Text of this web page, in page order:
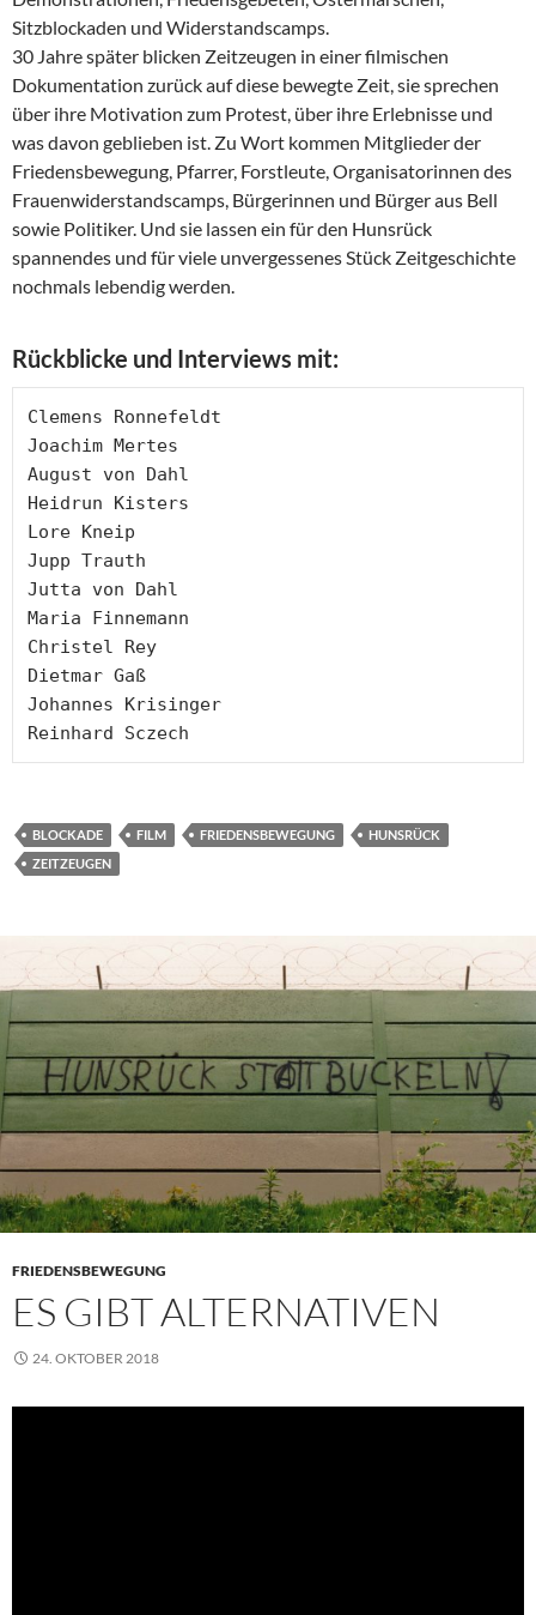
Sitzblockaden und Widerstandscamps.
30 Jahre später blicken Zeitzeugen in einer filmischen
Dokumentation zurück auf diese bewegte Zeit, sie sprechen
über ihre Motivation zum Protest, über ihre Erlebnisse und
was davon geblieben ist. Zu Wort kommen Mitglieder der
Friedensbewegung, Pfarrer, Forstleute, Organisatorinnen des
Frauenwiderstandscamps, Bürgerinnen und Bürger aus Bell
sowie Politiker. Und sie lassen ein für den Hunsrück
spannendes und für viele unvergessenes Stück Zeitgeschichte
nochmals lebendig werden.
Rückblicke und Interviews mit:
Clemens Ronnefeldt
Joachim Mertes
August von Dahl
Heidrun Kisters
Lore Kneip
Jupp Trauth
Jutta von Dahl
Maria Finnemann
Christel Rey
Dietmar Gaß
Johannes Krisinger
Reinhard Sczech
BLOCKADE FILM FRIEDENSBEWEGUNG
HUNSRÜCK
ZEITZEUGEN
FRIEDENSBEWEGUNG
ES GIBT ALTERNATIVEN
24. OKTOBER 2018